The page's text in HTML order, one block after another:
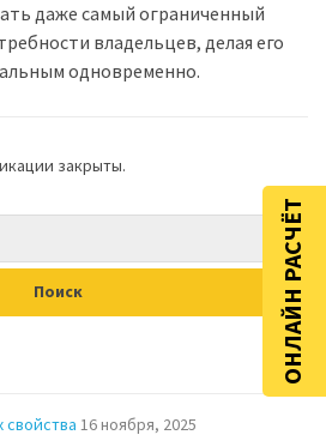
даже самый ограниченный
владельцев, делая его
одновременно.
закрыты.
свойства 16 ноября, 2025
ОНЛАЙН РАСЧЁТ